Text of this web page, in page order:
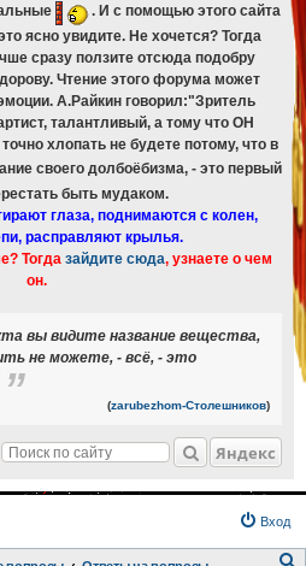
. И с помощью этого сайта
ясно увидите. Не хочется? Тогда
сразу ползите отсюда подобру
Чтение этого форума может
А.Райкин говорил:"Зритель
талантливый, а тому что ОН
хлопать не будете потому, что в
своего долбоёбизма, - это первый
быть мудаком.
глаза, поднимаются с колен,
расправляют крылья.
Тогда зайдите сюда, узнаете о чем
он.
вы видите название вещества,
не можете, - всё, - это
(zarubezhom-Столешников)
Яндекс
Вход